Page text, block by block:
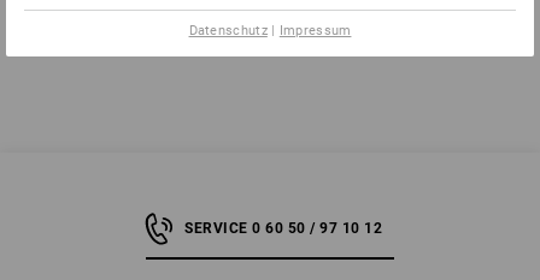
SERVICE 0 60 50 / 97 10 12
Datenschutz| Impressum